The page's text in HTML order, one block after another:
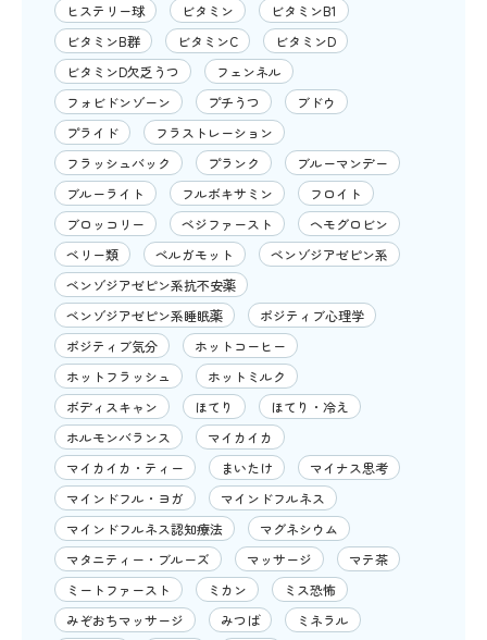
ヒステリー球
ビタミン
ビタミンB1
ビタミンB群
ビタミンC
ビタミンD
ビタミンD欠乏うつ
フェンネル
フォビドンゾーン
プチうつ
ブドウ
プライド
フラストレーション
フラッシュバック
プランク
ブルーマンデー
ブルーライト
フルボキサミン
フロイト
ブロッコリー
ベジファースト
ヘモグロビン
ベリー類
ベルガモット
ベンゾジアゼピン系
ベンゾジアゼピン系抗不安薬
ベンゾジアゼピン系睡眠薬
ポジティブ心理学
ポジティブ気分
ホットコーヒー
ホットフラッシュ
ホットミルク
ボディスキャン
ほてり
ほてり・冷え
ホルモンバランス
マイカイカ
マイカイカ・ティー
まいたけ
マイナス思考
マインドフル・ヨガ
マインドフルネス
マインドフルネス認知療法
マグネシウム
マタニティー・ブルーズ
マッサージ
マテ茶
ミートファースト
ミカン
ミス恐怖
みぞおちマッサージ
みつば
ミネラル